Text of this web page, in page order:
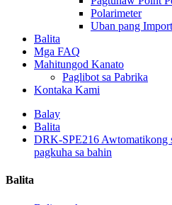
Polarimeter
Uban pang
Balita
Mga FAQ
Mahitungod Kanato
Paglibot sa Pabrika
Kontaka Kami
Balay
Balita
DRK-SPE216 Awtomatikong
pagkuha sa bahin
Balita